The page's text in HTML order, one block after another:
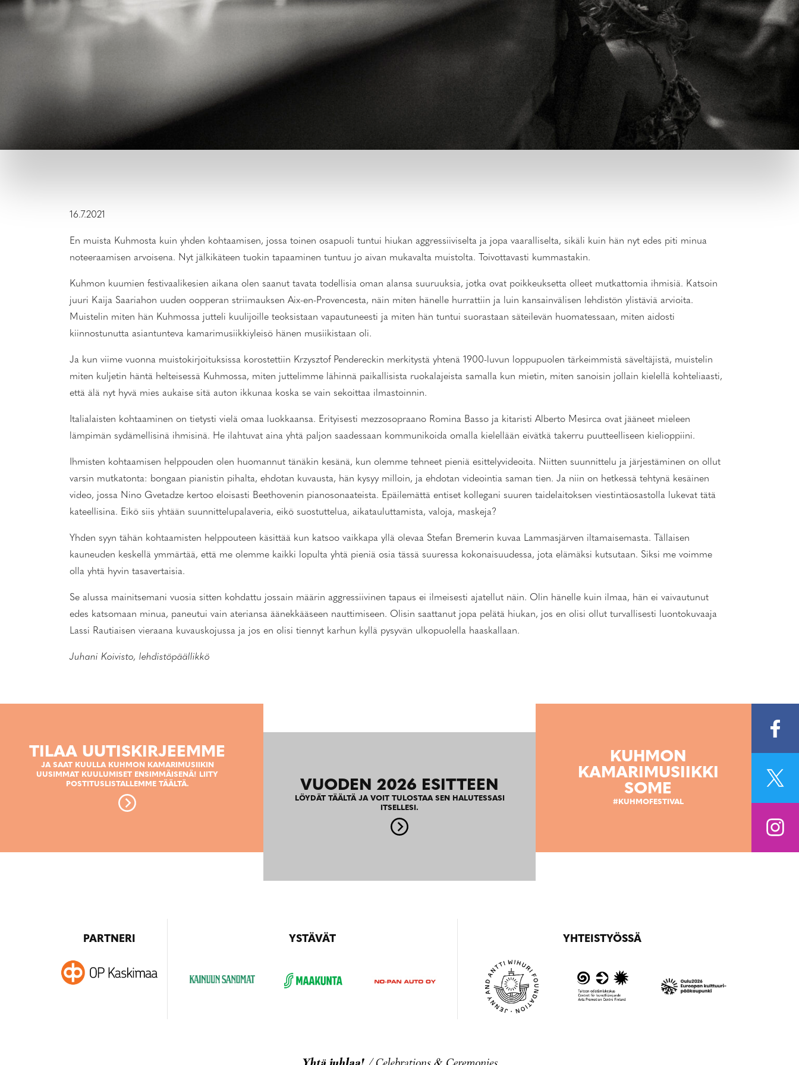
16.7.2021
En muista Kuhmosta kuin yhden kohtaamisen, jossa toinen osapuoli tuntui hiukan aggressiiviselta ja jopa vaaralliselta, sikäli kuin hän nyt edes piti minua
noteeraamisen arvoisena. Nyt jälkikäteen tuokin tapaaminen tuntuu jo aivan mukavalta muistolta. Toivottavasti kummastakin.
Kuhmon kuumien festivaalikesien aikana olen saanut tavata todellisia oman alansa suuruuksia, jotka ovat poikkeuksetta olleet mutkattomia ihmisiä. Katsoin
juuri Kaija Saariahon uuden oopperan striimauksen Aix-en-Provencesta, näin miten hänelle hurrattiin ja luin kansainvälisen lehdistön ylistäviä arvioita.
Muistelin miten hän Kuhmossa jutteli kuulijoille teoksistaan vapautuneesti ja miten hän tuntui suorastaan säteilevän huomatessaan, miten aidosti
kiinnostunutta asiantunteva kamarimusiikkiyleisö hänen musiikistaan oli.
Ja kun viime vuonna muistokirjoituksissa korostettiin Krzysztof Pendereckin merkitystä yhtenä 1900-luvun loppupuolen tärkeimmistä säveltäjistä, muistelin
miten kuljetin häntä helteisessä Kuhmossa, miten juttelimme lähinnä paikallisista ruokalajeista samalla kun mietin, miten sanoisin jollain kielellä kohteliaasti,
että älä nyt hyvä mies aukaise sitä auton ikkunaa koska se vain sekoittaa ilmastoinnin.
Italialaisten kohtaaminen on tietysti vielä omaa luokkaansa. Erityisesti mezzosopraano Romina Basso ja kitaristi Alberto Mesirca ovat jääneet mieleen
lämpimän sydämellisinä ihmisinä. He ilahtuvat aina yhtä paljon saadessaan kommunikoida omalla kielellään eivätkä takerru puutteelliseen kielioppiini.
Ihmisten kohtaamisen helppouden olen huomannut tänäkin kesänä, kun olemme tehneet pieniä esittelyvideoita. Niitten suunnittelu ja järjestäminen on ollut
varsin mutkatonta: bongaan pianistin pihalta, ehdotan kuvausta, hän kysyy milloin, ja ehdotan videointia saman tien. Ja niin on hetkessä tehtynä kesäinen
video, jossa Nino Gvetadze kertoo eloisasti Beethovenin pianosonaateista. Epäilemättä entiset kollegani suuren taidelaitoksen viestintäosastolla lukevat tätä
kateellisina. Eikö siis yhtään suunnittelupalaveria, eikö suostuttelua, aikatauluttamista, valoja, maskeja?
Yhden syyn tähän kohtaamisten helppouteen käsittää kun katsoo vaikkapa yllä olevaa Stefan Bremerin kuvaa Lammasjärven iltamaisemasta. Tällaisen
kauneuden keskellä ymmärtää, että me olemme kaikki lopulta yhtä pieniä osia tässä suuressa kokonaisuudessa, jota elämäksi kutsutaan. Siksi me voimme
olla yhtä hyvin tasavertaisia.
Se alussa mainitsemani vuosia sitten kohdattu jossain määrin aggressiivinen tapaus ei ilmeisesti ajatellut näin. Olin hänelle kuin ilmaa, hän ei vaivautunut
edes katsomaan minua, paneutui vain ateriansa äänekkääseen nauttimiseen. Olisin saattanut jopa pelätä hiukan, jos en olisi ollut turvallisesti luontokuvaaja
Lassi Rautiaisen vieraana kuvauskojussa ja jos en olisi tiennyt karhun kyllä pysyvän ulkopuolella haaskallaan.
Juhani Koivisto, lehdistöpäällikkö
TILAA UUTISKIRJEEMME
JA SAAT KUULLA KUHMON KAMARIMUSIIKIN
UUSIMMAT KUULUMISET ENSIMMÄISENÄ! LIITY
POSTITUSLISTALLEMME TÄÄLTÄ.
VUODEN 2026 ESITTEEN
LÖYDÄT TÄÄLTÄ JA VOIT TULOSTAA SEN HALUTESSASI
ITSELLESI.
KUHMON
KAMARIMUSIIKKI
SOME
#KUHMOFESTIVAL
PARTNERI YSTÄVÄT YHTEISTYÖSSÄ